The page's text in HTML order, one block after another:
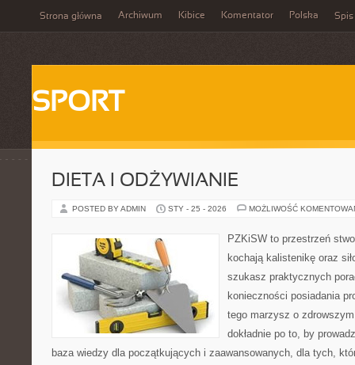
Strona główna Archiwum Kibice Komentator Polska Spis
SPORT
DIETA I ODŻYWIANIE
POSTED BY ADMIN STY - 25 - 2026 MOŻLIWOŚĆ
PZKiSW to przestrzeń
kochają kalistenikę oraz
szukasz praktycznych
konieczności posiadania
tego marzysz o
dokładnie po to, by
baza wiedzy dla początkujących i zaawansowanych, dla tych,